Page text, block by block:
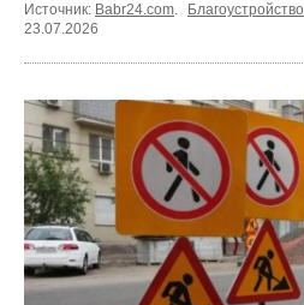
Источник: Babr24.com. Благоустройство
23.07.2026